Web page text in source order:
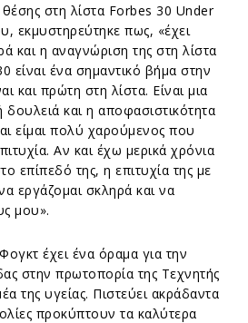
στη λίστα Forbes 30 Under
εκμυστηρεύτηκε πως, «έχει
και η αναγνώριση της στη λίστα
είναι ένα σημαντικό βήμα στην
και πρώτη στη λίστα. Είναι μια
και η αποφασιστικότητα
είμαι πολύ χαρούμενος που
Αν και έχω μερικά χρόνια
επίπεδό της, η επιτυχία της με
εργάζομαι σκληρά και να
μου».
έχει ένα όραμα για την
στην πρωτοπορία της Τεχνητής
της υγείας. Πιστεύει ακράδαντα
προκύπτουν τα καλύτερα